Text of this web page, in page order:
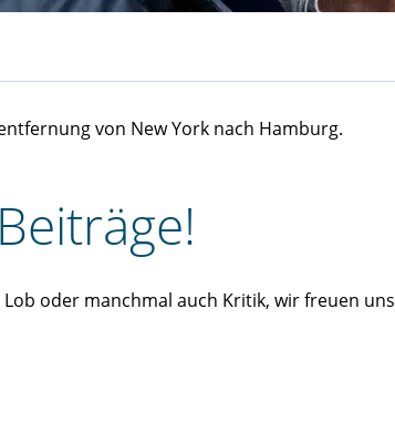
von New York nach Hamburg.
Lob oder manchmal auch Kritik, wir freuen